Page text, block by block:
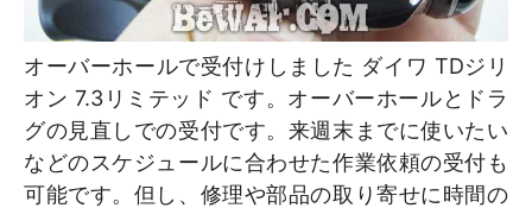
オーバーホールで受付けしました ダイワ TDジリ
オン 7.3リミテッド です。オーバーホールとドラ
グの見直しでの受付です。来週末までに使いたい
などのスケジュールに合わせた作業依頼の受付も
可能です。但し、修理や部品の取り寄せに時間の